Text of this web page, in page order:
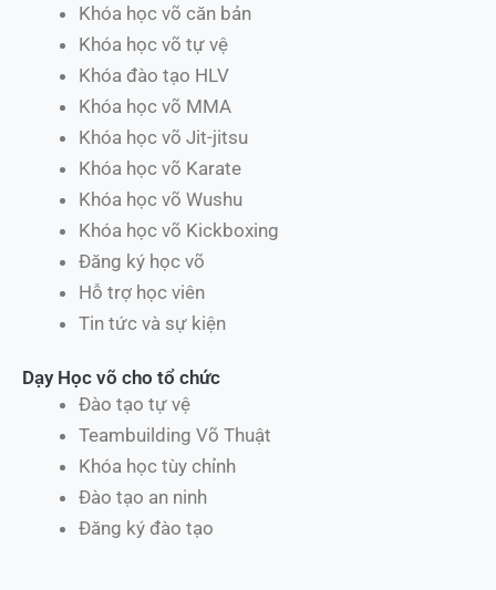
Khóa học võ căn bản
Khóa học võ tự vệ
Khóa đào tạo HLV
Khóa học võ MMA
Khóa học võ Jit-jitsu
Khóa học võ Karate
Khóa học võ Wushu
Khóa học võ Kickboxing
Đăng ký học võ
Hỗ trợ học viên
Tin tức và sự kiện
Dạy Học võ cho tổ chức
Đào tạo tự vệ
Teambuilding Võ Thuật
Khóa học tùy chỉnh
Đào tạo an ninh
Đăng ký đào tạo